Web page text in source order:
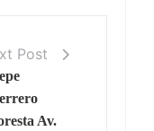
Post
Av.